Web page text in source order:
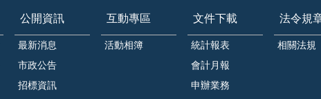
公開資訊
最新消息
市政公告
招標資訊
互動專區
活動相簿
文件下載
統計報表
會計月報
申辦業務
法令規
相關法規